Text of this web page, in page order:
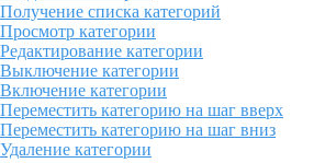
Получение списка категорий
Просмотр категории
Редактирование категории
Выключение категории
Включение категории
Переместить категорию на шаг вверх
Переместить категорию на шаг вниз
Удаление категории